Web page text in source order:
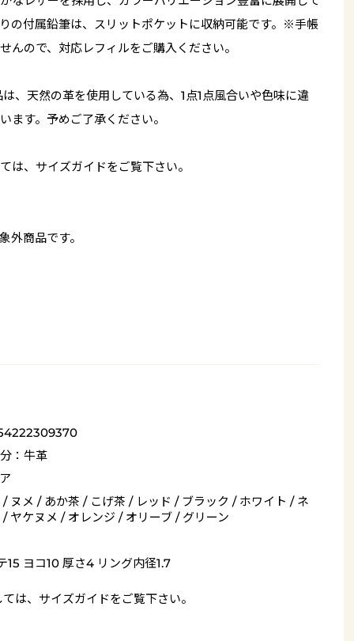
の付属鉛筆は、スリットポケットに収納可能です。※手帳
んので、対応レフィルをご購入ください。
、天然の革を使用している為、1点1点風合いや色味に違
ます。予めご了承ください。
は、サイズガイドをご覧下さい。
外商品です。
：牛革
/ ヌメ / あか茶 / こげ茶 / レッド / ブラック / ホワイト / ネ
ヤケヌメ / オレンジ / オリーブ / グリーン
15 ヨコ10 厚さ4 リング内径1.7
は、 サイズガイドをご覧下さい。